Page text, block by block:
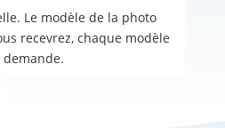
Le modèle de la photo
recevrez, chaque modèle